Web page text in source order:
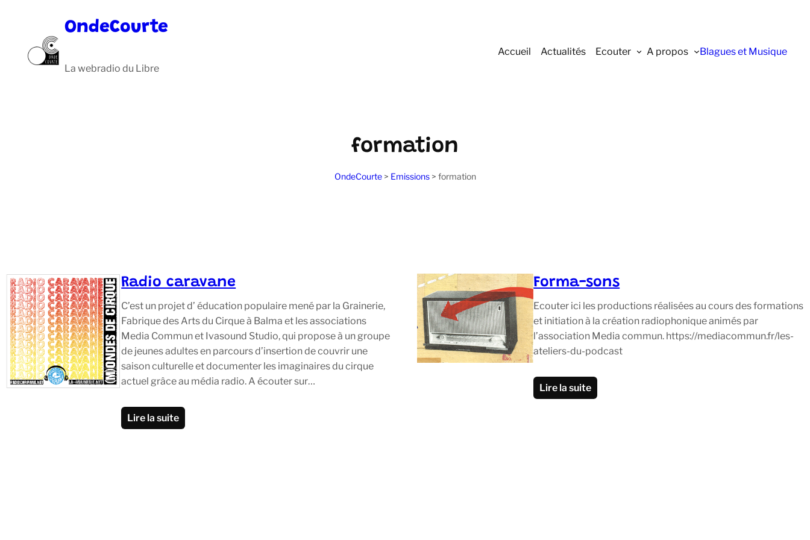
OndeCourte
La webradio du Libre
Accueil Actualités Ecouter A propos Blagues et Musique
formation
OndeCourte> Emissions> formation
Radio caravane
C’est un projet d’ éducation populaire mené par la Grainerie,
Fabrique des Arts du Cirque à Balma et les associations
Media Commun et Ivasound Studio, qui propose à un groupe
de jeunes adultes en parcours d’insertion de couvrir une
saison culturelle et documenter les imaginaires du cirque
actuel grâce au média radio. A écouter sur…
Lire la suite
Forma-sons
Ecouter ici les productions réalisées au cours des formations
et initiation à la création radiophonique animés par
l’association Media commun. https://mediacommun.fr/les-
ateliers-du-podcast
Lire la suite